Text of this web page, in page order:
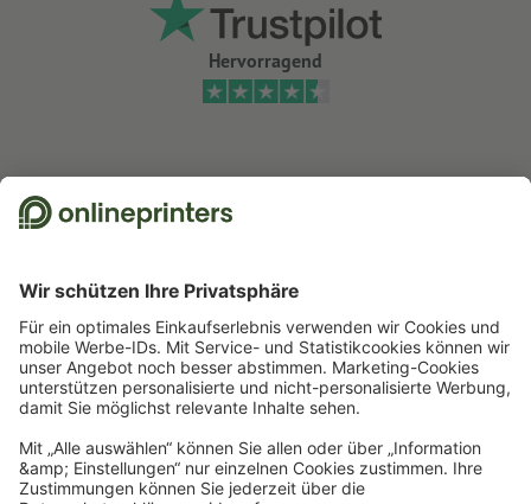
Hervorragend
Wir nutzen Trustpilot als unabhängigen Dienstleister für die Einholung von
Bewertungen. Welche Maßnahmen Trustpilot trifft, um sicherzustellen, dass
Start Bürobedarf Stempel Holzstempel Holzstempel inkl. Stempelplatte
Newsletter abonnieren & 15 % Gutschein sichern